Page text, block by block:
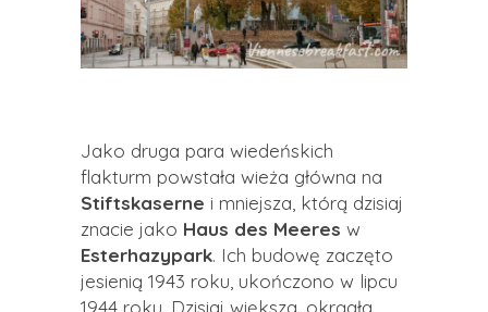
Jako druga para wiedeńskich
flakturm powstała wieża główna na
Stiftskaserne i mniejsza, którą dzisiaj
znacie jako Haus des Meeres w
Esterhazypark. Ich budowę zaczęto
jesienią 1943 roku, ukończono w lipcu
1944 roku. Dzisiaj większa, okrągła